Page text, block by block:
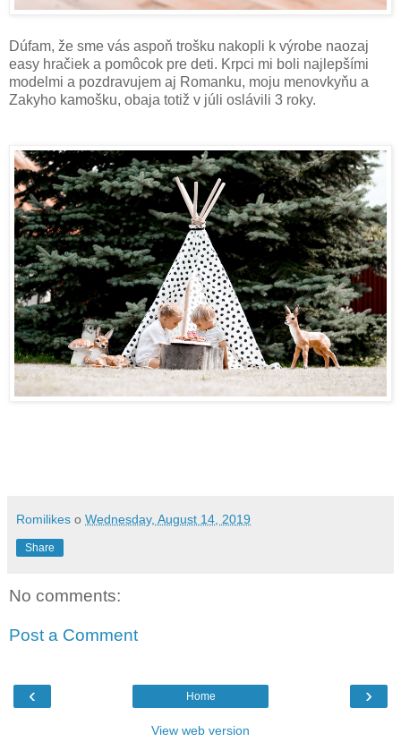
Dúfam, že sme vás aspoň trošku nakopli k výrobe naozaj
easy hračiek a pomôcok pre deti. Krpci mi boli najlepšími
modelmi a pozdravujem aj Romanku, moju menovkyňu a
Zakyho kamošku, obaja totiž v júli oslávili 3 roky.
Romilikes o Wednesday, August 14, 2019
Share
No comments:
Post a Comment
‹ ›
Home
View web version